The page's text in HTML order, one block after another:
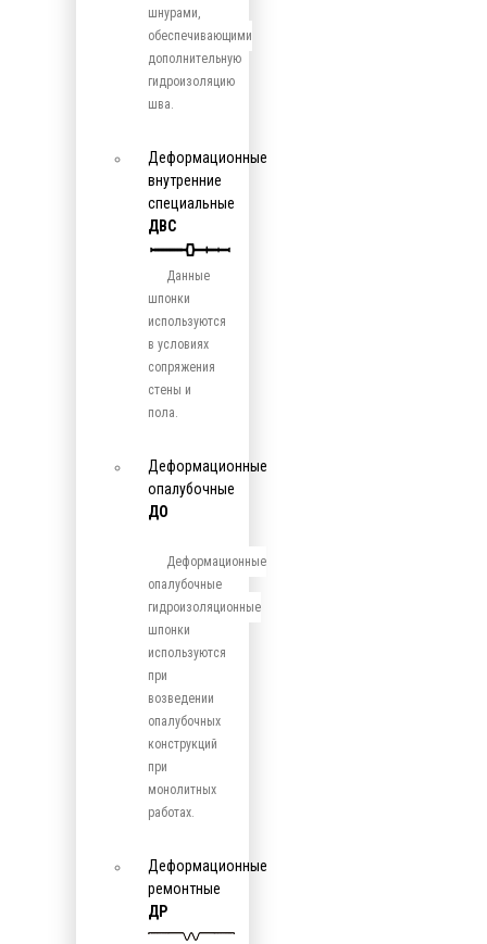
шнурами,
обеспечивающими
дополнительную
гидроизоляцию
шва.
Деформационные
внутренние
специальные
ДВС
Данные
шпонки
используются
в условиях
сопряжения
стены и
пола.
Деформационные
опалубочные
ДО
Деформационные
опалубочные
гидроизоляционные
шпонки
используются
при
возведении
опалубочных
конструкций
при
монолитных
работах.
Деформационные
ремонтные
ДР